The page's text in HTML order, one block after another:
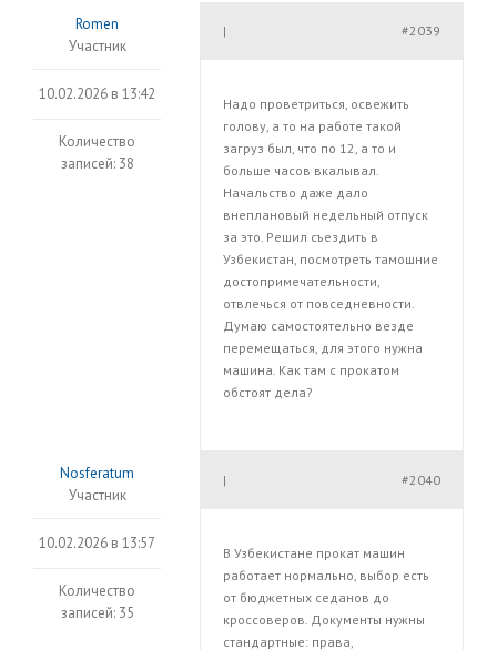
Romen
Участник
10.02.2026 в 13:42
Количество
записей: 38
#2039
|
Надо проветриться, освежить
голову, а то на работе такой
загруз был, что по 12, а то и
больше часов вкалывал.
Начальство даже дало
внеплановый недельный отпуск
за это. Решил съездить в
Узбекистан, посмотреть тамошние
достопримечательности,
отвлечься от повседневности.
Думаю самостоятельно везде
перемещаться, для этого нужна
машина. Как там с прокатом
обстоят дела?
Nosferatum
Участник
10.02.2026 в 13:57
Количество
записей: 35
#2040
|
В Узбекистане прокат машин
работает нормально, выбор есть
от бюджетных седанов до
кроссоверов. Документы нужны
стандартные: права,